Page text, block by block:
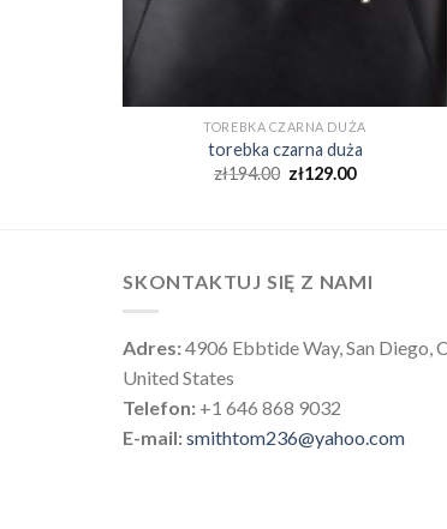
TOREBKA CZARNA DUŻA
torebka czarna duża
zł194.00 zł129.00
SKONTAKTUJ SIĘ Z NAMI
Adres:4906 Ebbtide Way, San Diego,
United States
Telefon: +1 646 868 9032
E-mail:smithtom236@yahoo.com